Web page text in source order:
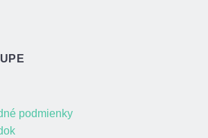
podmienky